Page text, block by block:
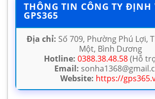
THÔNG TIN CÔNG TY ĐỊNH
GPS365
Địa chỉ: Số 709, Phường Phú Lợi,
Một, Bình Dương
Hotline: 0388.38.48.58(Hỗ
Email:
Website: https://